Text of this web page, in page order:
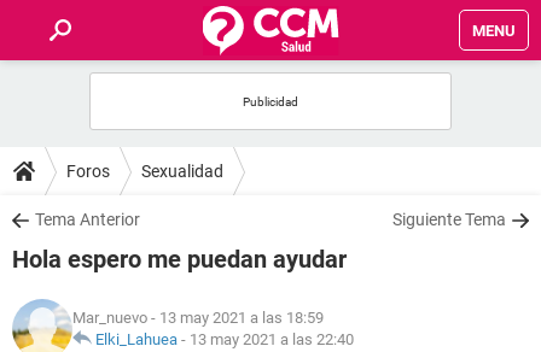
MENU
FOROS
SALUD
NUTRICIÓN
Foros Sexualidad
Tema Anterior Siguiente Tema
Hola espero me puedan ayudar
Mar_nuevo - 13 may 2021 a las 18:59
Elki_Lahuea - 13 may 2021 a las 22:40